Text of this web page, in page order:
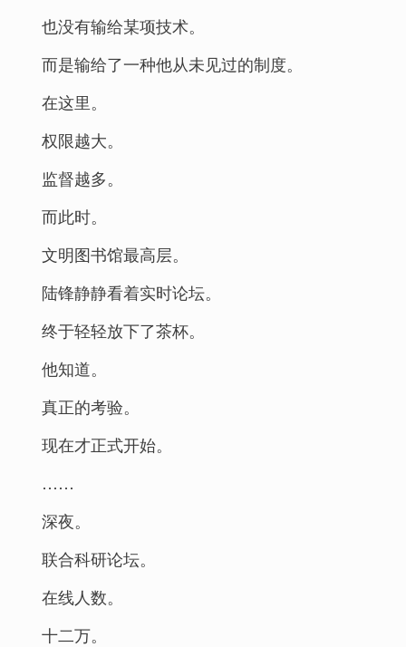
也没有输给某项技术。
而是输给了一种他从未见过的制度。
在这里。
权限越大。
监督越多。
而此时。
文明图书馆最高层。
陆锋静静看着实时论坛。
终于轻轻放下了茶杯。
他知道。
真正的考验。
现在才正式开始。
……
深夜。
联合科研论坛。
在线人数。
十二万。